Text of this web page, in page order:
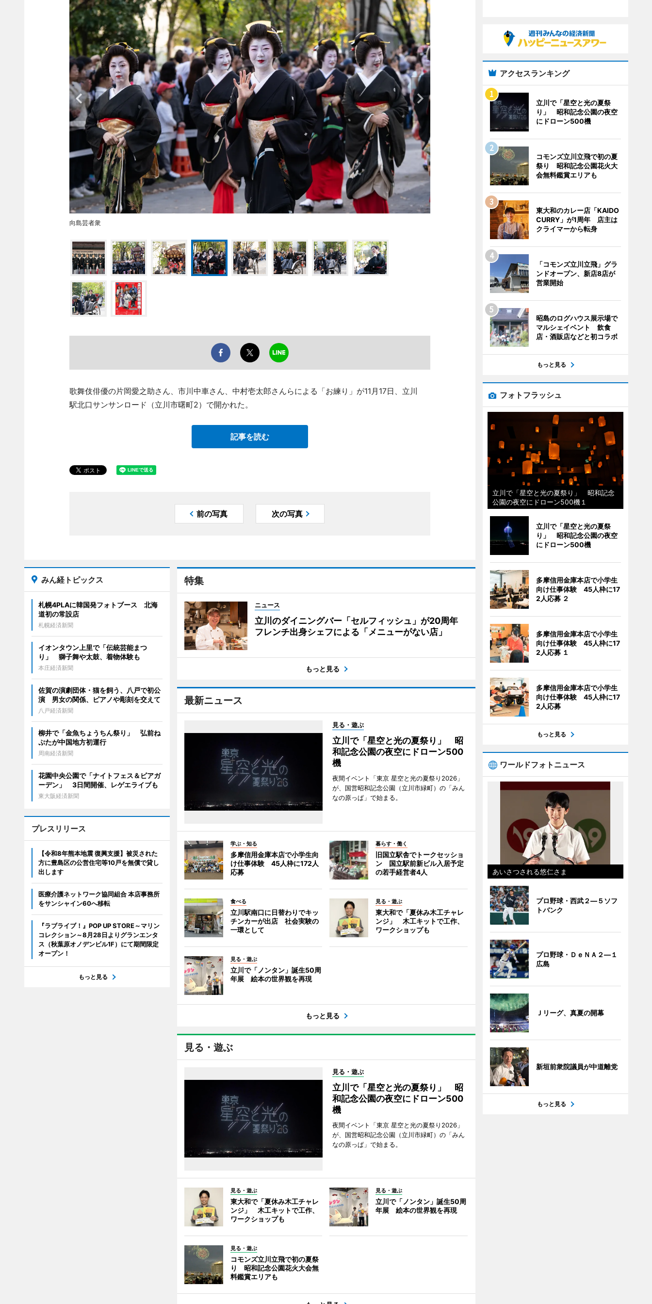
向島芸者衆
歌舞伎俳優の片岡愛之助さん、市川中車さん、中村壱太郎さんらによる「お練り」が11月17日、立川
駅北口サンサンロード（立川市曙町2）で開かれた。
記事を読む
前の写真 次の写真
特集
ニュース
立川のダイニングバー「セルフィッシュ」が20周年
フレンチ出身シェフによる「メニューがない店」
もっと見る
最新ニュース
見る・遊ぶ
立川で「星空と光の夏祭り」 昭
和記念公園の夜空にドローン500
機
夜間イベント「東京 星空と光の夏祭り2026」
が、国営昭和記念公園（立川市緑町）の「みん
なの原っぱ」で始まる。
学ぶ・知る
多摩信用金庫本店で小学生向
け仕事体験 45人枠に172人
応募
暮らす・働く
旧国立駅舎でトークセッショ
ン 国立駅前新ビル入居予定
の若手経営者4人
食べる
立川駅南口に日替わりでキッ
チンカーが出店 社会実験の
一環として
見る・遊ぶ
東大和で「夏休み木工チャレ
ンジ」 木工キットで工作、
ワークショップも
見る・遊ぶ
立川で「ノンタン」誕生50周
年展 絵本の世界観を再現
もっと見る
見る・遊ぶ
見る・遊ぶ
立川で「星空と光の夏祭り」 昭
和記念公園の夜空にドローン500
機
夜間イベント「東京 星空と光の夏祭り2026」
が、国営昭和記念公園（立川市緑町）の「みん
なの原っぱ」で始まる。
見る・遊ぶ
東大和で「夏休み木工チャレ
ンジ」 木工キットで工作、
ワークショップも
見る・遊ぶ
立川で「ノンタン」誕生50周
年展 絵本の世界観を再現
見る・遊ぶ
コモンズ立川立飛で初の夏祭
り 昭和記念公園花火大会無
料鑑賞エリアも
みん経トピックス
札幌4PLAに韓国発フォトブース 北海
道初の常設店
札幌経済新聞
イオンタウン上里で「伝統芸能まつ
り」 獅子舞や太鼓、着物体験も
本庄経済新聞
佐賀の演劇団体・猫を飼う、八戸で初公
演 男女の関係、ピアノや彫刻を交えて
八戸経済新聞
柳井で「金魚ちょうちん祭り」 弘前ね
ぷたが中国地方初運行
周南経済新聞
花園中央公園で「ナイトフェス＆ビアガ
ーデン」 3日間開催、レゲエライブも
東大阪経済新聞
プレスリリース
【令和8年熊本地震 復興支援】被災された
方に豊島区の公営住宅等10戸を無償で貸し
出します
医療介護ネットワーク協同組合 本店事務所
をサンシャイン60へ移転
『ラブライブ！』POP UP STORE～マリン
コレクション～8月28日よりグランエンタ
ス（秋葉原オノデンビル1F）にて期間限定
オープン！
もっと見る
アクセスランキング
立川で「星空と光の夏祭
り」 昭和記念公園の夜空
にドローン500機
コモンズ立川立飛で初の夏
祭り 昭和記念公園花火大
会無料鑑賞エリアも
東大和のカレー店「KAIDO
CURRY」が1周年 店主は
クライマーから転身
「コモンズ立川立飛」グラ
ンドオープン、新店8店が
営業開始
昭島のログハウス展示場で
マルシェイベント 飲食
店・酒販店などと初コラボ
もっと見る
フォトフラッシュ
立川で「星空と光の夏祭り」 昭和記念
公園の夜空にドローン500機１
立川で「星空と光の夏祭
り」 昭和記念公園の夜空
にドローン500機
多摩信用金庫本店で小学生
向け仕事体験 45人枠に17
2人応募 ２
多摩信用金庫本店で小学生
向け仕事体験 45人枠に17
2人応募 １
多摩信用金庫本店で小学生
向け仕事体験 45人枠に17
2人応募
もっと見る
ワールドフォトニュース
あいさつされる悠仁さま
プロ野球・西武２―５ソフ
トバンク
プロ野球・ＤｅＮＡ２―１
広島
Ｊリーグ、真夏の開幕
新垣前衆院議員が中道離党
もっと見る